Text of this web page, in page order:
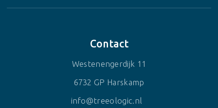
Contact
Westenengerdijk 11
6732 GP Harskamp
info@treeologic.nl